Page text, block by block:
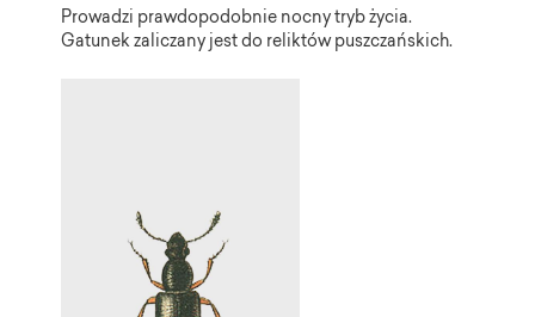
Prowadzi prawdopodobnie nocny tryb życia.
Gatunek zaliczany jest do reliktów puszczańskich.